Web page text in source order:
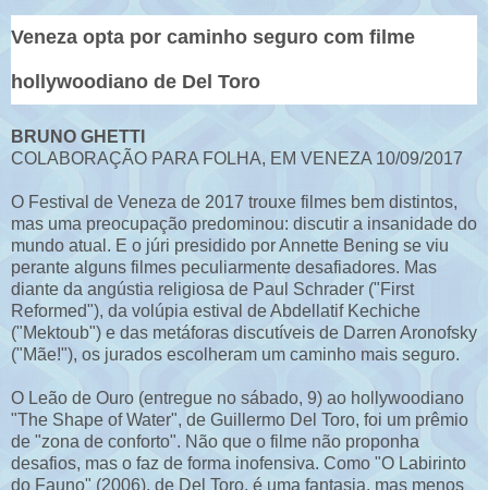
Veneza opta por caminho seguro com filme
hollywoodiano de Del Toro
BRUNO GHETTI
COLABORAÇÃO PARA FOLHA, EM VENEZA 10/09/2017
O Festival de Veneza de 2017 trouxe filmes bem distintos,
mas uma preocupação predominou: discutir a insanidade do
mundo atual. E o júri presidido por Annette Bening se viu
perante alguns filmes peculiarmente desafiadores. Mas
diante da angústia religiosa de Paul Schrader ("First
Reformed"), da volúpia estival de Abdellatif Kechiche
("Mektoub") e das metáforas discutíveis de Darren Aronofsky
("Mãe!"), os jurados escolheram um caminho mais seguro.
O Leão de Ouro (entregue no sábado, 9) ao hollywoodiano
"The Shape of Water", de Guillermo Del Toro, foi um prêmio
de "zona de conforto". Não que o filme não proponha
desafios, mas o faz de forma inofensiva. Como "O Labirinto
do Fauno" (2006), de Del Toro, é uma fantasia, mas menos